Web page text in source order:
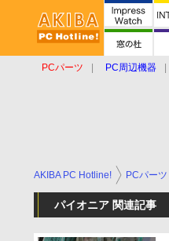
PCパーツ PC周辺機器
AKIBA PC Hotline! PCパーツ
パイオニア 関連記事